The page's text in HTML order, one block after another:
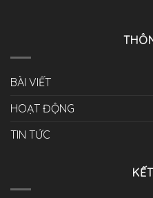
BÀI VIẾT
HOẠT ĐỘNG
TIN TỨC